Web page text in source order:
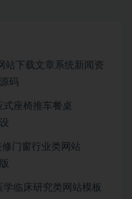
站下载文章系统新闻资
码
座椅推车餐桌
门窗行业类网站
学临床研究类网站模板